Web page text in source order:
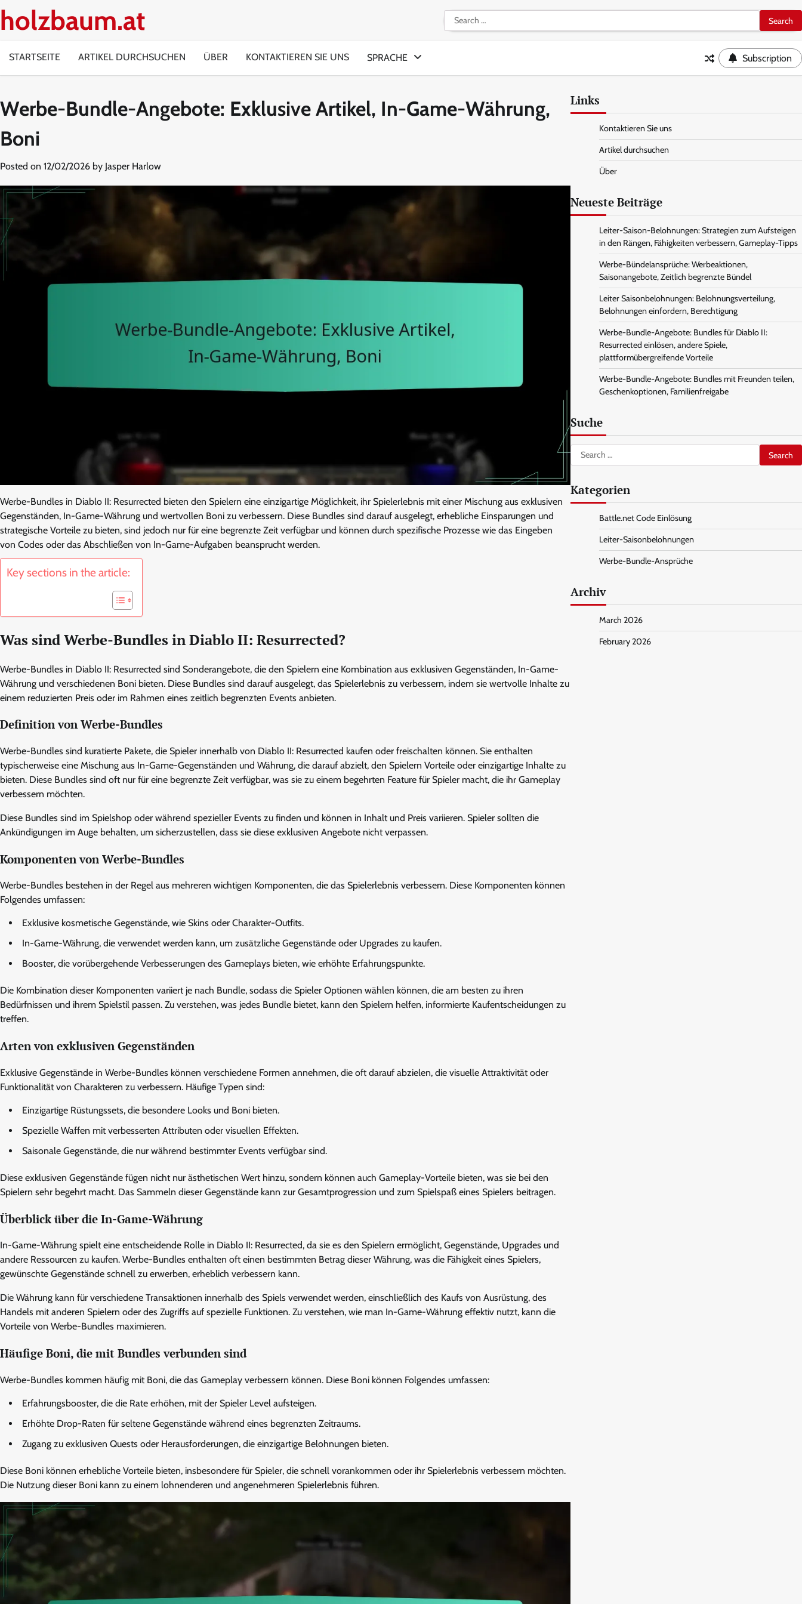
to
holzbaum.at
Search
for:
STARTSEITE ARTIKEL DURCHSUCHEN ÜBER KONTAKTIEREN SIE UNS SPRACHE Subscription
Werbe-Bundle-Angebote: Exklusive Artikel, In-Game-Währung,
Boni
Posted on 12/02/2026 by Jasper Harlow
Werbe-Bundles in Diablo II: Resurrected bieten den Spielern eine einzigartige Möglichkeit, ihr Spielerlebnis mit einer Mischung aus exklusiven
Gegenständen, In-Game-Währung und wertvollen Boni zu verbessern. Diese Bundles sind darauf ausgelegt, erhebliche Einsparungen und
strategische Vorteile zu bieten, sind jedoch nur für eine begrenzte Zeit verfügbar und können durch spezifische Prozesse wie das Eingeben
von Codes oder das Abschließen von In-Game-Aufgaben beansprucht werden.
Key sections in the article:
Was sind Werbe-Bundles in Diablo II: Resurrected?
Werbe-Bundles in Diablo II: Resurrected sind Sonderangebote, die den Spielern eine Kombination aus exklusiven Gegenständen, In-Game-
Währung und verschiedenen Boni bieten. Diese Bundles sind darauf ausgelegt, das Spielerlebnis zu verbessern, indem sie wertvolle Inhalte zu
einem reduzierten Preis oder im Rahmen eines zeitlich begrenzten Events anbieten.
Definition von Werbe-Bundles
Werbe-Bundles sind kuratierte Pakete, die Spieler innerhalb von Diablo II: Resurrected kaufen oder freischalten können. Sie enthalten
typischerweise eine Mischung aus In-Game-Gegenständen und Währung, die darauf abzielt, den Spielern Vorteile oder einzigartige Inhalte zu
bieten. Diese Bundles sind oft nur für eine begrenzte Zeit verfügbar, was sie zu einem begehrten Feature für Spieler macht, die ihr Gameplay
verbessern möchten.
Diese Bundles sind im Spielshop oder während spezieller Events zu finden und können in Inhalt und Preis variieren. Spieler sollten die
Ankündigungen im Auge behalten, um sicherzustellen, dass sie diese exklusiven Angebote nicht verpassen.
Komponenten von Werbe-Bundles
Werbe-Bundles bestehen in der Regel aus mehreren wichtigen Komponenten, die das Spielerlebnis verbessern. Diese Komponenten können
Folgendes umfassen:
Exklusive kosmetische Gegenstände, wie Skins oder Charakter-Outfits.
In-Game-Währung, die verwendet werden kann, um zusätzliche Gegenstände oder Upgrades zu kaufen.
Booster, die vorübergehende Verbesserungen des Gameplays bieten, wie erhöhte Erfahrungspunkte.
Die Kombination dieser Komponenten variiert je nach Bundle, sodass die Spieler Optionen wählen können, die am besten zu ihren
Bedürfnissen und ihrem Spielstil passen. Zu verstehen, was jedes Bundle bietet, kann den Spielern helfen, informierte Kaufentscheidungen zu
treffen.
Arten von exklusiven Gegenständen
Exklusive Gegenstände in Werbe-Bundles können verschiedene Formen annehmen, die oft darauf abzielen, die visuelle Attraktivität oder
Funktionalität von Charakteren zu verbessern. Häufige Typen sind:
Einzigartige Rüstungssets, die besondere Looks und Boni bieten.
Spezielle Waffen mit verbesserten Attributen oder visuellen Effekten.
Saisonale Gegenstände, die nur während bestimmter Events verfügbar sind.
Diese exklusiven Gegenstände fügen nicht nur ästhetischen Wert hinzu, sondern können auch Gameplay-Vorteile bieten, was sie bei den
Spielern sehr begehrt macht. Das Sammeln dieser Gegenstände kann zur Gesamtprogression und zum Spielspaß eines Spielers beitragen.
Überblick über die In-Game-Währung
In-Game-Währung spielt eine entscheidende Rolle in Diablo II: Resurrected, da sie es den Spielern ermöglicht, Gegenstände, Upgrades und
andere Ressourcen zu kaufen. Werbe-Bundles enthalten oft einen bestimmten Betrag dieser Währung, was die Fähigkeit eines Spielers,
gewünschte Gegenstände schnell zu erwerben, erheblich verbessern kann.
Die Währung kann für verschiedene Transaktionen innerhalb des Spiels verwendet werden, einschließlich des Kaufs von Ausrüstung, des
Handels mit anderen Spielern oder des Zugriffs auf spezielle Funktionen. Zu verstehen, wie man In-Game-Währung effektiv nutzt, kann die
Vorteile von Werbe-Bundles maximieren.
Häufige Boni, die mit Bundles verbunden sind
Werbe-Bundles kommen häufig mit Boni, die das Gameplay verbessern können. Diese Boni können Folgendes umfassen:
Erfahrungsbooster, die die Rate erhöhen, mit der Spieler Level aufsteigen.
Erhöhte Drop-Raten für seltene Gegenstände während eines begrenzten Zeitraums.
Zugang zu exklusiven Quests oder Herausforderungen, die einzigartige Belohnungen bieten.
Diese Boni können erhebliche Vorteile bieten, insbesondere für Spieler, die schnell vorankommen oder ihr Spielerlebnis verbessern möchten.
Die Nutzung dieser Boni kann zu einem lohnenderen und angenehmeren Spielerlebnis führen.
Links
Kontaktieren Sie uns
Artikel durchsuchen
Über
Neueste Beiträge
Leiter-Saison-Belohnungen: Strategien zum Aufsteigen
in den Rängen, Fähigkeiten verbessern, Gameplay-Tipps
Werbe-Bündelansprüche: Werbeaktionen,
Saisonangebote, Zeitlich begrenzte Bündel
Leiter Saisonbelohnungen: Belohnungsverteilung,
Belohnungen einfordern, Berechtigung
Werbe-Bundle-Angebote: Bundles für Diablo II:
Resurrected einlösen, andere Spiele,
plattformübergreifende Vorteile
Werbe-Bundle-Angebote: Bundles mit Freunden teilen,
Geschenkoptionen, Familienfreigabe
Suche
Search
for:
Kategorien
Battle.net Code Einlösung
Leiter-Saisonbelohnungen
Werbe-Bundle-Ansprüche
Archiv
March 2026
February 2026